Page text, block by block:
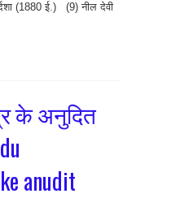
(1880 ई.) (9) नील देवी
के अनुदित
anudit